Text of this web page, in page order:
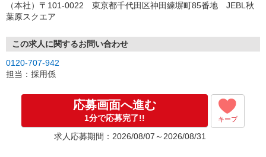
【来場登録（目安1時間30分）】
▼Step2 全国にあるお仕事の中から、あなたにピッタリのお仕事を
ご案内
▼Step3 就業前に職場見学で気になる事はしっかりチェック！
応募⇒最短で2日後からの勤務も可能です！
（本社）〒101-0022 東京都千代田区神田練塀町85番地 JEBL秋
葉原スクエア
この求人に関するお問い合わせ
0120-707-942
担当：採用係
応募画面へ進む
1分で応募完了!! キープ
求人応募期間：2026/08/07～2026/08/31